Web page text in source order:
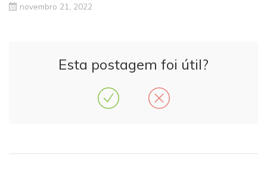
novembro 21, 2022
Esta postagem foi útil?